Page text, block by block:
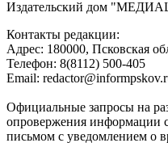
Издательский дом
Контакты редакции:
Адреc: 180000, Псковская
Телефон: 8(8112) 500-405
Email:
Официальные запросы на
опровержения информации
письмом с уведомлением о